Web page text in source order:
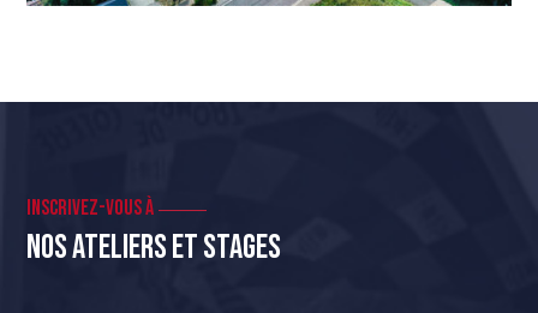
Inscrivez-vous à
Nos ateliers et stages